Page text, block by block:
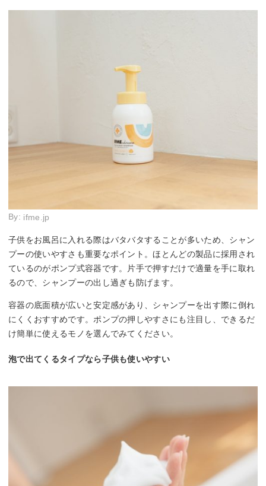
By: ifme.jp
子供をお風呂に入れる際はバタバタすることが多いため、シャン
プーの使いやすさも重要なポイント。ほとんどの製品に採用され
ているのがポンプ式容器です。片手で押すだけで適量を手に取れ
るので、シャンプーの出し過ぎも防げます。
容器の底面積が広いと安定感があり、シャンプーを出す際に倒れ
にくくおすすめです。ポンプの押しやすさにも注目し、できるだ
け簡単に使えるモノを選んでみてください。
泡で出てくるタイプなら子供も使いやすい